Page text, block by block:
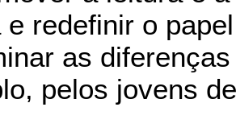
e redefinir o
as
pelos jovens